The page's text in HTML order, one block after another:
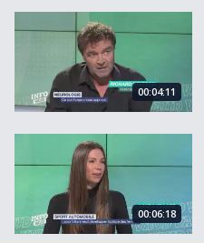
Ce que l&#039;impro nous
00:04:11
Laura Villars est candidate
00:06:18